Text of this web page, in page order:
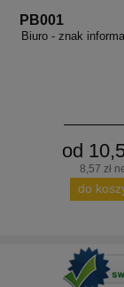
PB001
Biuro - znak
od
8,57 zł
do